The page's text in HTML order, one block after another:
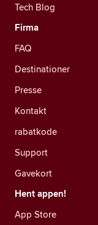
Tech Blog
Firma
FAQ
Destinationer
Presse
Kontakt
rabatkode
Support
Gavekort
Hent appen!
App Store